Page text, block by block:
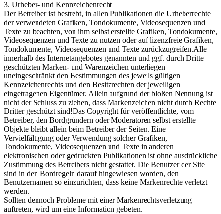
3. Urheber- und Kennzeichenrecht
Der Betreiber ist bestrebt, in allen Publikationen die Urheberrechte
der verwendeten Grafiken, Tondokumente, Videosequenzen und
Texte zu beachten, von ihm selbst erstellte Grafiken, Tondokumente,
Videosequenzen und Texte zu nutzen oder auf lizenzfreie Grafiken,
Tondokumente, Videosequenzen und Texte zurückzugreifen.Alle
innerhalb des Internetangebotes genannten und ggf. durch Dritte
geschützten Marken- und Warenzeichen unterliegen
uneingeschränkt den Bestimmungen des jeweils gültigen
Kennzeichenrechts und den Besitzrechten der jeweiligen
eingetragenen Eigentümer. Allein aufgrund der bloßen Nennung ist
nicht der Schluss zu ziehen, dass Markenzeichen nicht durch Rechte
Dritter geschützt sind!Das Copyright für veröffentlichte, vom
Betreiber, den Bordgründern oder Moderatoren selbst erstellte
Objekte bleibt allein beim Betreiber der Seiten. Eine
Vervielfältigung oder Verwendung solcher Grafiken,
Tondokumente, Videosequenzen und Texte in anderen
elektronischen oder gedruckten Publikationen ist ohne ausdrückliche
Zustimmung des Betreibers nicht gestattet. Die Benutzer der Site
sind in den Bordregeln darauf hingewiesen worden, den
Benutzernamen so einzurichten, dass keine Markenrechte verletzt
werden.
Sollten dennoch Probleme mit einer Markenrechtsverletzung
auftreten, wird um eine Information gebeten.